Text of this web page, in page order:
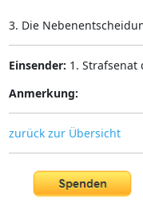
3. Die
Einsender: 1. Strafsenat
Anmerkung:
zurück zur Übersicht